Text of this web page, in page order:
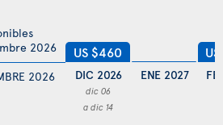
2026
2026
US $460
DIC 2026
dic 06
a dic 14
ENE 2027